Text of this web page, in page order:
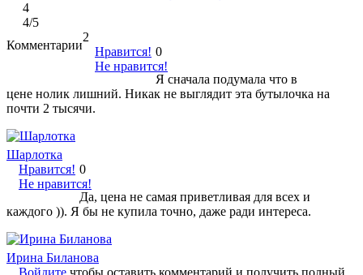
4
4/5
Комментарии
2
Нравится!
Не нравится!
0
Я сначала подумала что в
цене нолик лишний. Никак не выглядит эта бутылочка на
почти 2 тысячи.
Шарлотка
Нравится!
Не нравится!
0
Да, цена не самая приветливая для всех и
каждого )). Я бы не купила точно, даже ради интереса.
Ирина Биланова
Войдитечтобы оставить комментарий и получить полный